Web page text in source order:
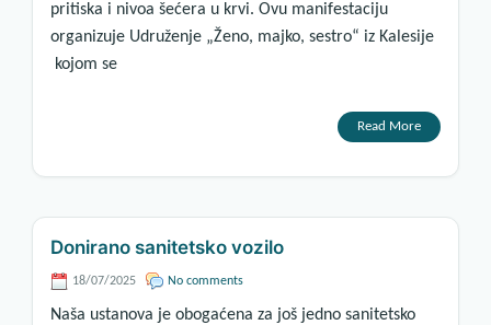
pritiska i nivoa šećera u krvi. Ovu manifestaciju
organizuje Udruženje „Ženo, majko, sestro“ iz Kalesije
kojom se
Read More
Donirano sanitetsko vozilo
18/07/2025 No comments
Naša ustanova je obogaćena za još jedno sanitetsko